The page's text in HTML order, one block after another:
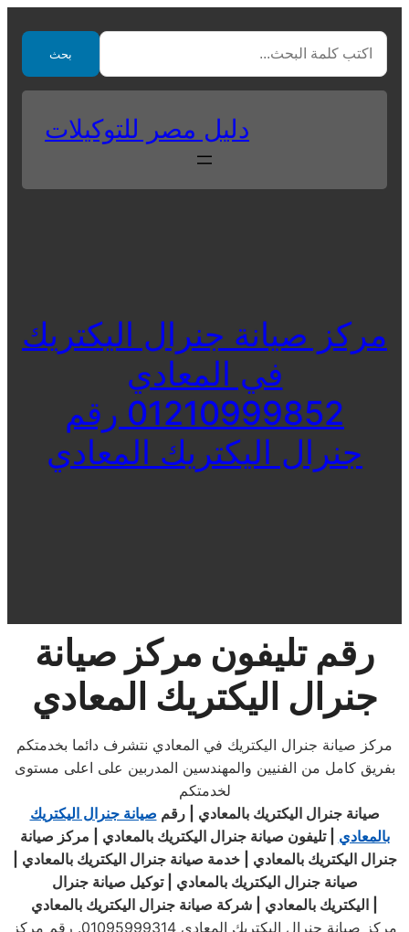
contentبحث
دليل مصر للتوكيلات
مركز صيانة جنرال اليكتريك
في المعادي
01210999852 رقم
جنرال اليكتريك المعادي
رقم تليفون مركز صيانة
جنرال اليكتريك المعادي
مركز صيانة جنرال اليكتريك في المعادي نتشرف دائما بخدمتكم
بفريق كامل من الفنيين والمهندسين المدربين على اعلى مستوى
لخدمتكم
صيانة جنرال اليكتريك بالمعادي | رقم صيانة جنرال اليكتريك
بالمعادي | تليفون صيانة جنرال اليكتريك بالمعادي | مركز صيانة
جنرال اليكتريك بالمعادي | خدمة صيانة جنرال اليكتريك بالمعادي |
صيانة جنرال اليكتريك بالمعادي | توكيل صيانة جنرال
اليكتريك بالمعادي شركة صيانة جنرال اليكتريك بالمعادي
مركز صيانة جنرال اليكتريك المعادي 01095999314. رقم مركز